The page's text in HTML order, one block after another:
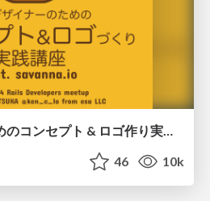
ノンデザイナーのためのコンセプト & ロゴ作り実践講座 feat. savanna.io
46 10k